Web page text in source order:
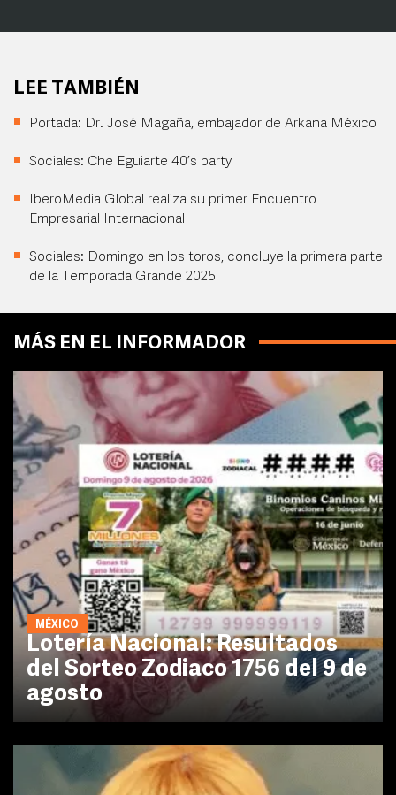
LEE TAMBIÉN
Portada: Dr. José Magaña, embajador de Arkana México
Sociales: Che Eguiarte 40’s party
IberoMedia Global realiza su primer Encuentro
Empresarial Internacional
Sociales: Domingo en los toros, concluye la primera parte
de la Temporada Grande 2025
MÁS EN EL INFORMADOR
MÉXICO
Lotería Nacional: Resultados
del Sorteo Zodiaco 1756 del 9 de
agosto